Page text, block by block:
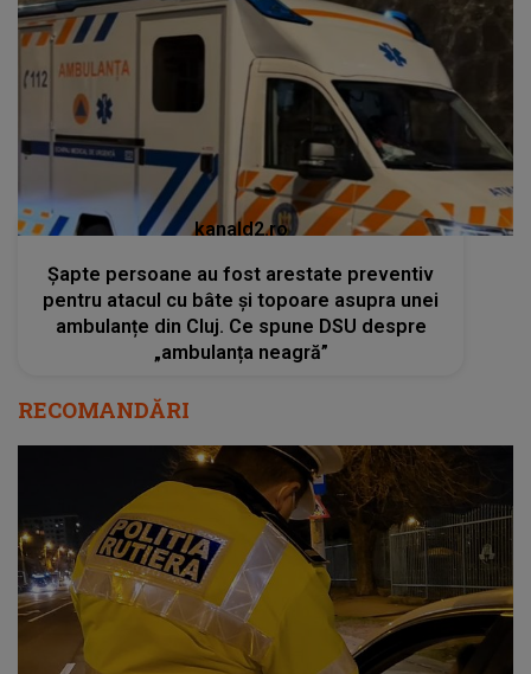
kanald2.ro
Șapte persoane au fost arestate preventiv
pentru atacul cu bâte și topoare asupra unei
ambulanțe din Cluj. Ce spune DSU despre
„ambulanța neagră”
RECOMANDĂRI